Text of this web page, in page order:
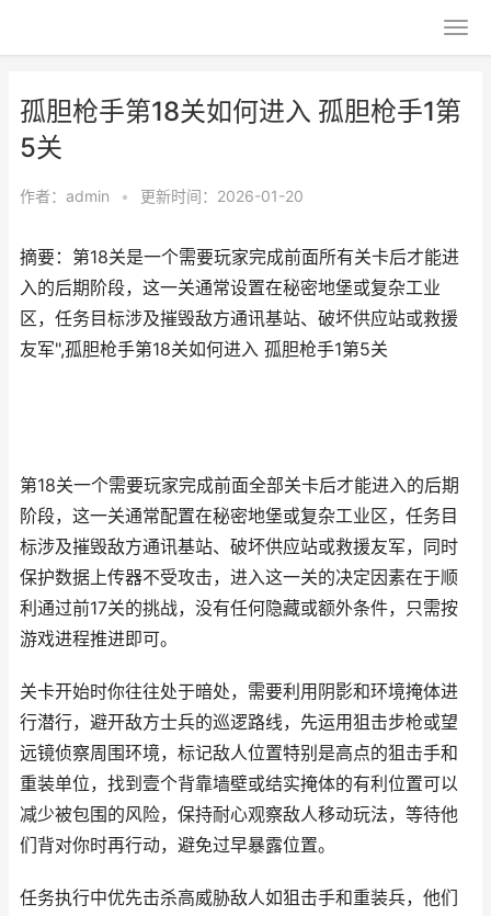
孤胆枪手第18关如何进入 孤胆枪手1第
5关
作者： admin • 更新时间：2026-01-20
摘要：第18关是一个需要玩家完成前面所有关卡后才能进
入的后期阶段，这一关通常设置在秘密地堡或复杂工业
区，任务目标涉及摧毁敌方通讯基站、破坏供应站或救援
友军",孤胆枪手第18关如何进入 孤胆枪手1第5关
第18关一个需要玩家完成前面全部关卡后才能进入的后期
阶段，这一关通常配置在秘密地堡或复杂工业区，任务目
标涉及摧毁敌方通讯基站、破坏供应站或救援友军，同时
保护数据上传器不受攻击，进入这一关的决定因素在于顺
利通过前17关的挑战，没有任何隐藏或额外条件，只需按
游戏进程推进即可。
关卡开始时你往往处于暗处，需要利用阴影和环境掩体进
行潜行，避开敌方士兵的巡逻路线，先运用狙击步枪或望
远镜侦察周围环境，标记敌人位置特别是高点的狙击手和
重装单位，找到壹个背靠墙壁或结实掩体的有利位置可以
减少被包围的风险，保持耐心观察敌人移动玩法，等待他
们背对你时再行动，避免过早暴露位置。
任务执行中优先击杀高威胁敌人如狙击手和重装兵，他们